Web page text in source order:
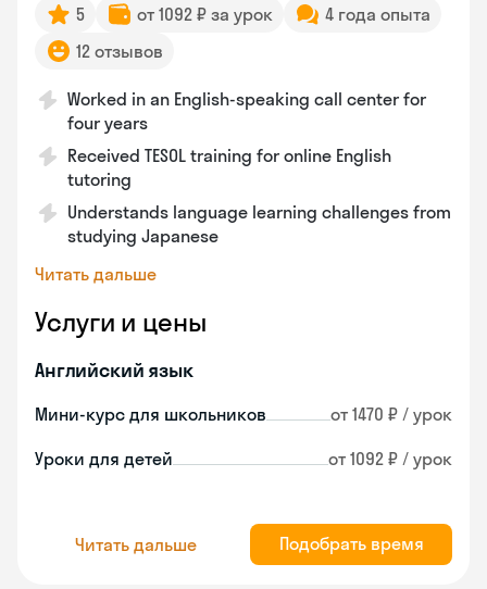
5 от 1092 ₽ за урок
4 года опыта
12 отзывов
Worked in an English-speaking call center for
four years
Received TESOL training for online English
tutoring
Understands language learning challenges from
studying Japanese
Читать дальше
Услуги и цены
Английский язык
Мини-курс для школьников от 1470 ₽ / урок
Уроки для детей от 1092 ₽ / урок
Читать дальше Подобрать время